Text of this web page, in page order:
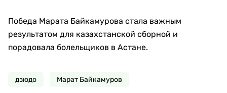
Победа Марата Байкамурова стала важным
результатом для казахстанской сборной и
порадовала болельщиков в Астане.
дзюдо Марат Байкамуров